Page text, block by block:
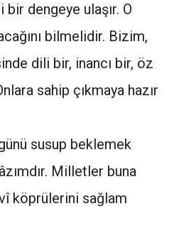
dengeye ulaşır. O
bilmelidir. Bizim,
dili bir, inancı bir, öz
sahip çıkmaya hazır
susup beklemek
Milletler buna
köprülerini sağlam